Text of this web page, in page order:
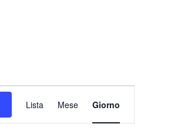
Evento
Viste
Navigazione
Lista Mese Giorno